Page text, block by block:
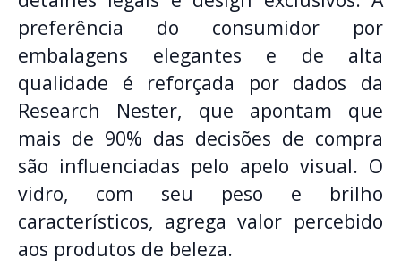
preferência do consumidor por
embalagens elegantes e de alta
qualidade é reforçada por dados da
Research Nester, que apontam que
mais de 90% das decisões de compra
são influenciadas pelo apelo visual. O
vidro, com seu peso e brilho
característicos, agrega valor percebido
aos produtos de beleza.